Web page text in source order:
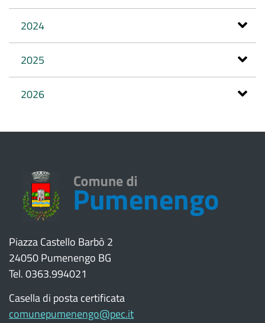
2024
2025
2026
Piazza Castello Barbò 2
24050 Pumenengo BG
Tel. 0363.994021
Casella di posta certificata
comunepumenengo@pec.it